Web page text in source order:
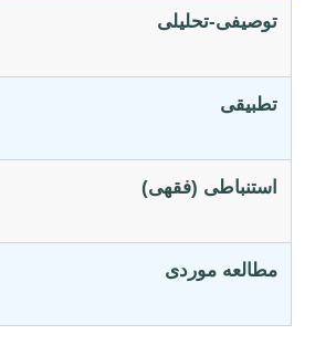
توصیفی-تحلیلی
تطبیقی
استنباطی (فقهی)
مطالعه موردی